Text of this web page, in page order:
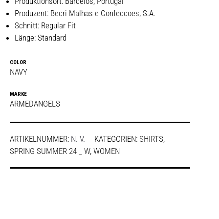
Produzent: Becri Malhas e Confeccoes, S.A.
Schnitt: Regular Fit
Länge: Standard
COLOR
NAVY
MARKE
ARMEDANGELS
ARTIKELNUMMER: N. V. KATEGORIEN: SHIRTS,
SPRING SUMMER 24 _ W, WOMEN